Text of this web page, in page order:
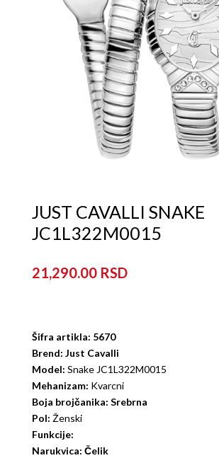
JUST CAVALLI SNAKE
JC1L322M0015
21,290.00
Šifra artikla: 5670
Brend: Just Cavalli
Model: Snake JC1L322M0015
Mehanizam: Kvarcni
Boja brojčanika: Srebrna
Pol: Ženski
Funkcije:
Narukvica: Čelik